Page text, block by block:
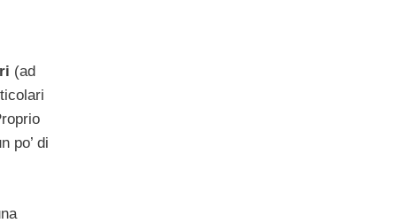
(ad
po’ di